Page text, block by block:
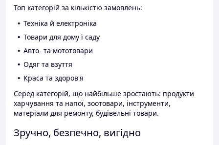
Топ категорій за кількістю замовлень:
Техніка й електроніка
Товари для дому і саду
Авто- та мототовари
Одяг та взуття
Краса та здоров'я
Серед категорій, що найбільше зростають: продукти
харчування та напої, зоотовари, інструменти,
матеріали для ремонту, будівельні товари.
Зручно, безпечно, вигідно